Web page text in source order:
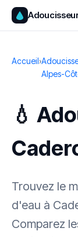
Adoucisseur
Accueil›
Alpes-
💧
Trouvez le
d'eau à
Comparez